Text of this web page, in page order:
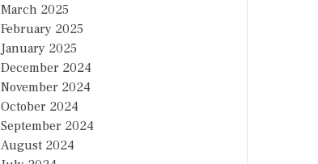
March 2025
February 2025
January 2025
December 2024
November 2024
October 2024
September 2024
August 2024